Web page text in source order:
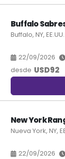
Buffalo
Buffalo, NY,
22/09/2026
desde USD92
New York
Nueva York, NY,
22/09/2026